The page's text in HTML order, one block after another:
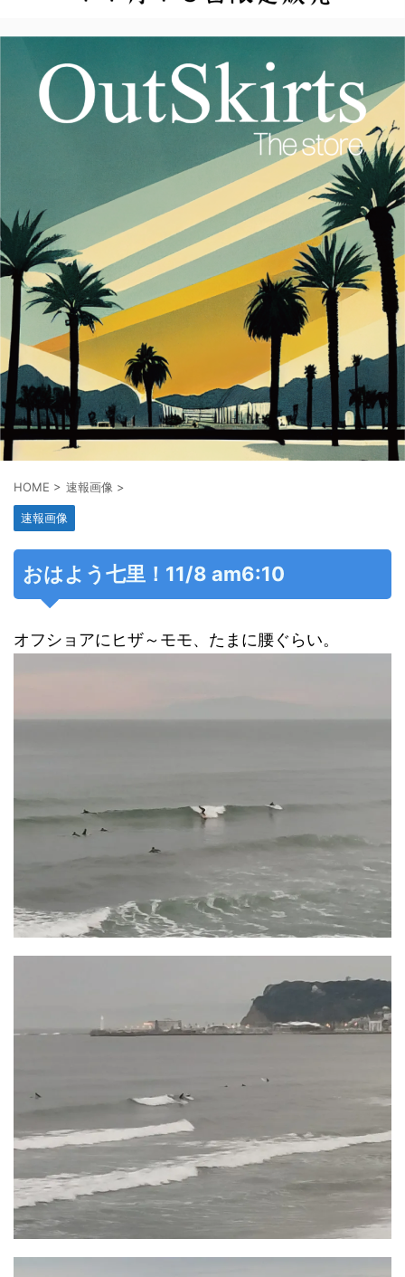
HOME > 速報画像 >
速報画像
おはよう七里！11/8 am6:10
オフショアにヒザ～モモ、たまに腰ぐらい。